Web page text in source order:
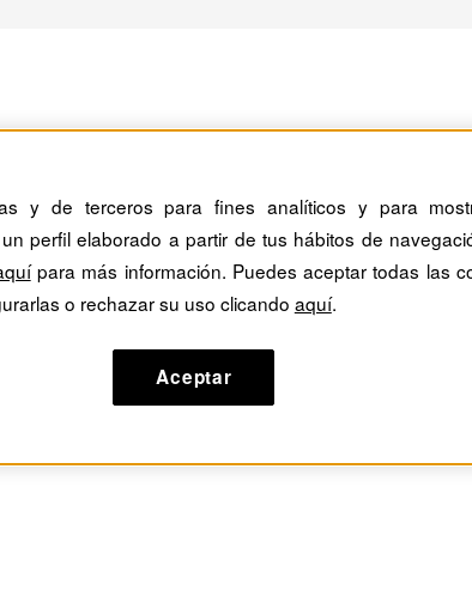
y de terceros para fines analíticos y para
perfil elaborado a partir de tus hábitos de
para más información. Puedes aceptar todas las
o rechazar su uso clicando aquí.
Aceptar